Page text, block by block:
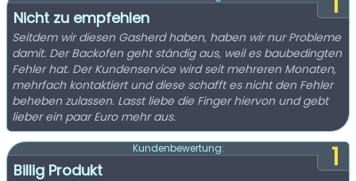
Nicht zu empfehlen
Seitdem wir diesen Gasherd haben, haben wir nur Probleme
damit. Der Backofen geht ständig aus, weil es baubedingten
Fehler hat. Der Kundenservice wird seit mehreren Monaten,
mehrfach kontaktiert und diese schafft es nicht den Fehler
beheben zulassen. Lasst liebe die Finger hiervon und gebt
lieber ein paar Euro mehr aus.
1
Kundenbewertung:
Billig Produkt